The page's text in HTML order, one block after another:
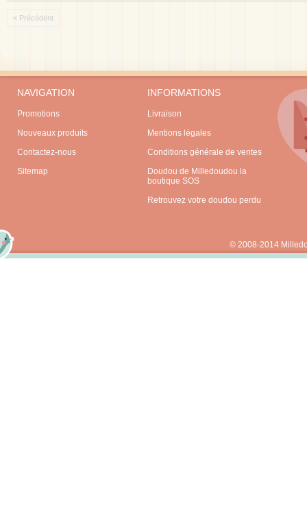
« Précédent
NAVIGATION
Promotions
Nouveaux produits
Contactez-nous
Sitemap
INFORMATIONS
Livraison
Mentions légales
Conditions générale de ventes
Doudou de Milledoudou la
boutique SOS
Retrouvez votre doudou perdu
© 2008-2014